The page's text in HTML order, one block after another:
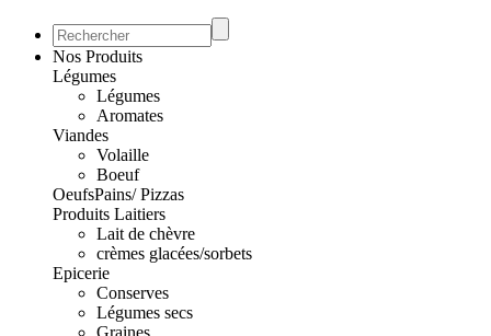
Nos Produits
Légumes
Légumes
Aromates
Viandes
Volaille
Boeuf
OeufsPains/ Pizzas
Produits Laitiers
Lait de chèvre
crèmes glacées/sorbets
Epicerie
Conserves
Légumes secs
Graines